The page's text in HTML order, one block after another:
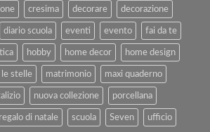
cresima decorare decorazione
diario scuola eventi evento fai da te
hobby home decor home design
le stelle matrimonio maxi quaderno
nuova collezione porcellana
regalo di natale scuola Seven ufficio